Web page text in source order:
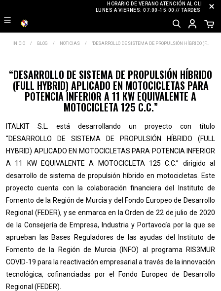
INICIO BLOG NOTICIAS “DESARROLLO DE SISTEMA DE PROPULSIÓN HÍBRIDO (F...
“DESARROLLO DE SISTEMA DE PROPULSIÓN HÍBRIDO
(FULL HYBRID) APLICADO EN MOTOCICLETAS PARA
POTENCIA INFERIOR A 11 KW EQUIVALENTE A
MOTOCICLETA 125 C.C.”
ITALKIT S.L. está desarrollando un proyecto con título
“DESARROLLO DE SISTEMA DE PROPULSIÓN HÍBRIDO (FULL
HYBRID) APLICADO EN MOTOCICLETAS PARA POTENCIA INFERIOR
A 11 KW EQUIVALENTE A MOTOCICLETA 125 C.C.” dirigido al
desarrollo de sistema de propulsión híbrido en motocicletas. Este
proyecto cuenta con la colaboración financiera del Instituto de
Fomento de la Región de Murcia y del Fondo Europeo de Desarrollo
Regional (FEDER), y se enmarca en la Orden de 22 de julio de 2020
de la Consejería de Empresa, Industria y Portavocía por la que se
aprueban las Bases Reguladores de las ayudas del Instituto de
Fomento de la Región de Murcia (INFO) al programa RIS3MUR
COVID-19 para la reactivación empresarial a través de la innovación
tecnológica, cofinanciadas por el Fondo Europeo de Desarrollo
Regional (FEDER).
HORARIO DE VERANO ATENCIÓN AL CLIENTE
LUNES A VIERNES: 07:00-15:00 // TARDES: